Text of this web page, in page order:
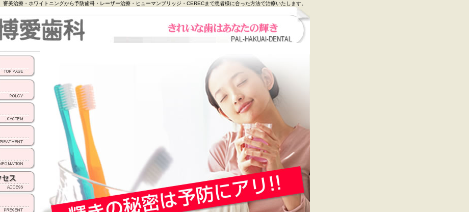
審美治療・ホワイトニングから予防歯科・レーザー治療・ヒューマンブリッジ・CERECまで患者様に合った方法で治療いたします。